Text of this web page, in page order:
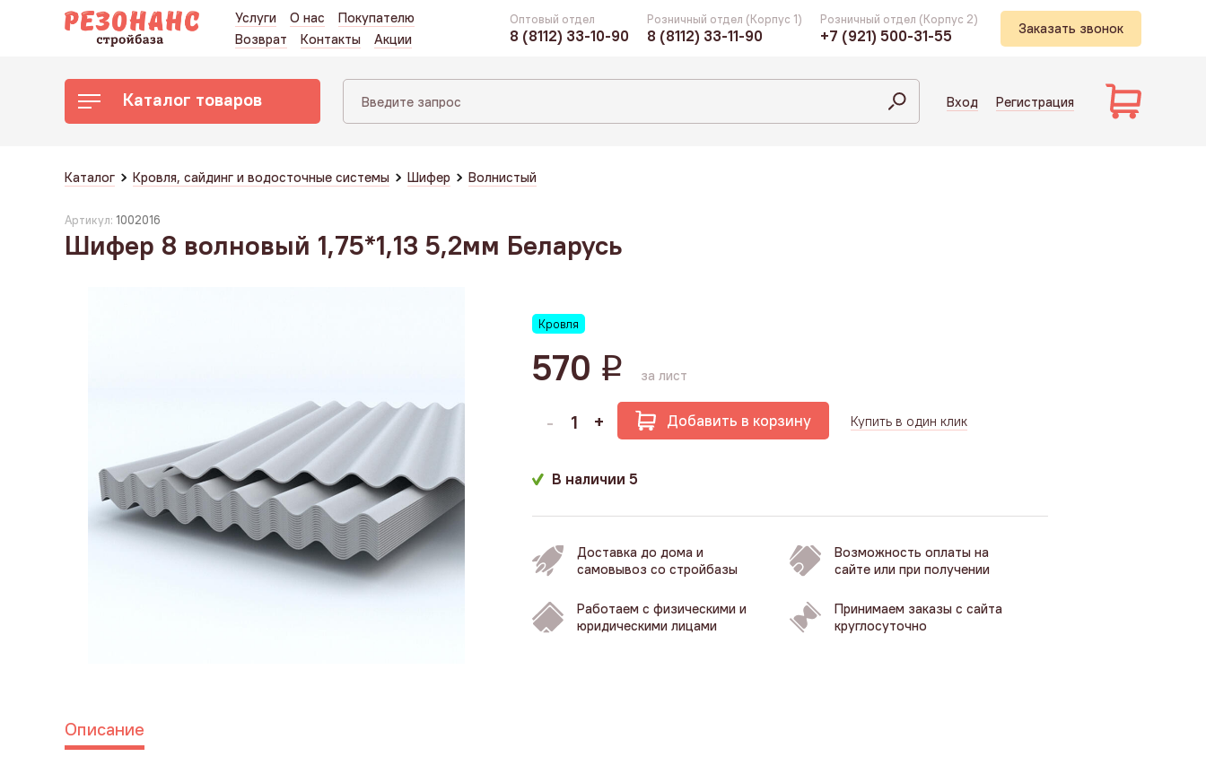
Услуги О нас
Покупателю
Возврат
Контакты Акции
Оптовый отдел
8 (8112) 33-10-90
Розничный отдел (Корпус 1)
8 (8112) 33-11-90
Розничный отдел (Корпус 2)
+7 (921) 500-31-55 Заказать звонок
Каталог товаров Вход Регистрация
Каталог Кровля, сайдинг и водосточные системы Шифер Волнистый
Артикул: 1002016
Шифер 8 волновый 1,75*1,13 5,2мм Беларусь
Кровля
570 q за лист
Добавить в корзину Купить в один клик
В наличии 5
Доставка до дома и
самовывоз со стройбазы
Возможность оплаты на
сайте или при получении
Работаем с физическими и
юридическими лицами
Принимаем заказы с сайта
круглосуточно
Описание